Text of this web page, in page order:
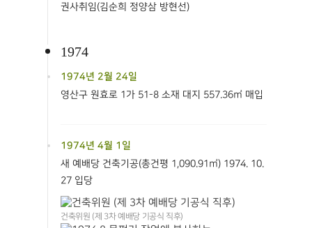
권사취임(김순희 정양삼 방현선)
1974
1974년 2월 24일
영산구 원효로 1가 51-8 소재 대지 557.36㎡ 매입
1974년 4월 1일
새 예배당 건축기공(총건평 1,090.91㎡) 1974. 10.
27 입당
건축위원 (제 3차 예배당 기공식 직후)